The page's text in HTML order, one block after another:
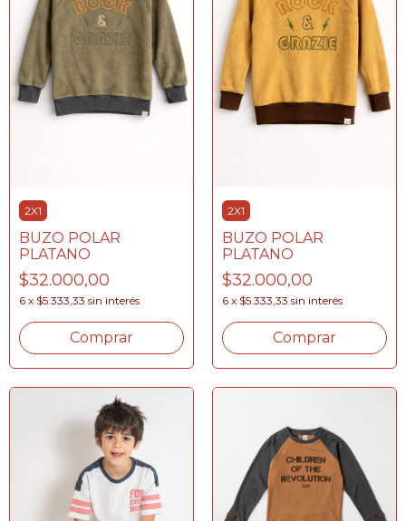
2X1
BUZO POLAR
PLATANO
$32.000,00
6 x $5.333,33 sin interés
Comprar
2X1
BUZO POLAR
PLATANO
$32.000,00
6 x $5.333,33 sin interés
Comprar